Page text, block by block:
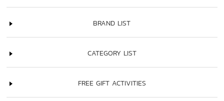
BRAND LIST
CATEGORY LIST
FREE GIFT ACTIVITIES